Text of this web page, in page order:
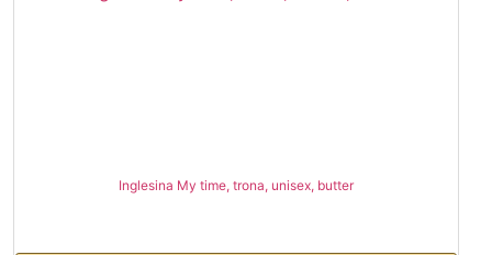
Inglesina My time, trona, unisex, butter